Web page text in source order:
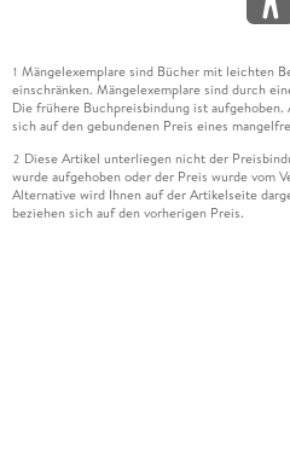
1 Mängelexemplare sind Bücher mit leichten
einschränken. Mängelexemplare sind durch
Die frühere Buchpreisbindung ist aufgehoben.
sich auf den gebundenen Preis eines
2 Diese Artikel unterliegen nicht der
wurde aufgehoben oder der Preis wurde vom
Alternative wird Ihnen auf der Artikelseite
beziehen sich auf den vorherigen Preis.